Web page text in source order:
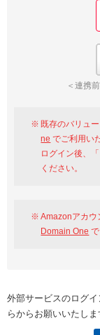
＜連携
既存のバリュ
ne でご利用い
ログイン後、「
ください。
Amazonアカ
Domain One
外部サービスのログ
らからお願いいたしま